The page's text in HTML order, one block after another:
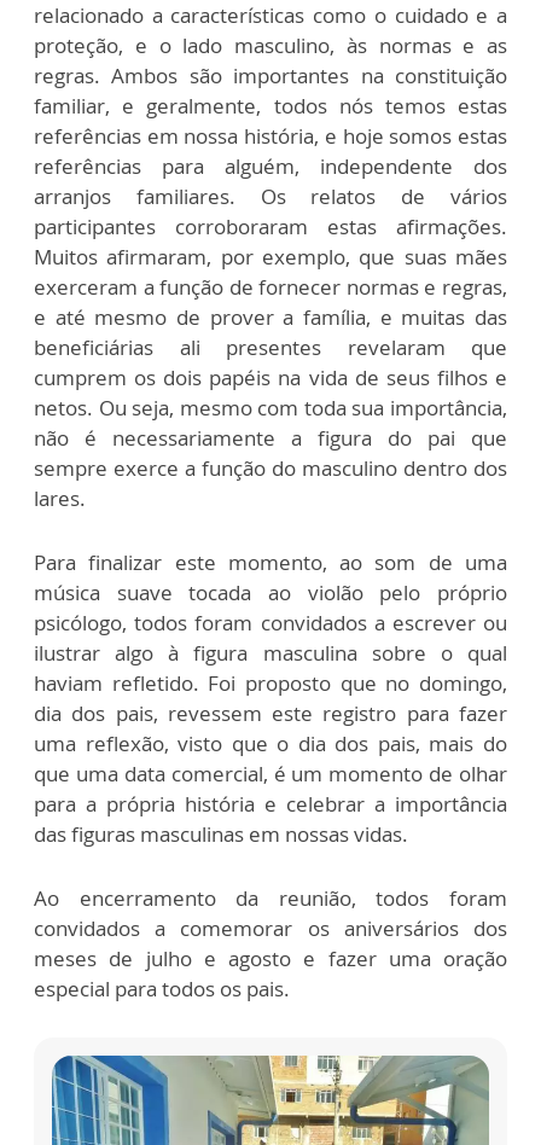
relacionado a características como o cuidado e a
proteção, e o lado masculino, às normas e as
regras. Ambos são importantes na constituição
familiar, e geralmente, todos nós temos estas
referências em nossa história, e hoje somos estas
referências para alguém, independente dos
arranjos familiares. Os relatos de vários
participantes corroboraram estas afirmações.
Muitos afirmaram, por exemplo, que suas mães
exerceram a função de fornecer normas e regras,
e até mesmo de prover a família, e muitas das
beneficiárias ali presentes revelaram que
cumprem os dois papéis na vida de seus filhos e
netos. Ou seja, mesmo com toda sua importância,
não é necessariamente a figura do pai que
sempre exerce a função do masculino dentro dos
lares.
Para finalizar este momento, ao som de uma
música suave tocada ao violão pelo próprio
psicólogo, todos foram convidados a escrever ou
ilustrar algo à figura masculina sobre o qual
haviam refletido. Foi proposto que no domingo,
dia dos pais, revessem este registro para fazer
uma reflexão, visto que o dia dos pais, mais do
que uma data comercial, é um momento de olhar
para a própria história e celebrar a importância
das figuras masculinas em nossas vidas.
Ao encerramento da reunião, todos foram
convidados a comemorar os aniversários dos
meses de julho e agosto e fazer uma oração
especial para todos os pais.